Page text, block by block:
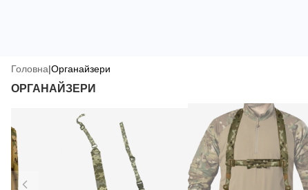
Головна|Органайзери
ОРГАНАЙЗЕРИ